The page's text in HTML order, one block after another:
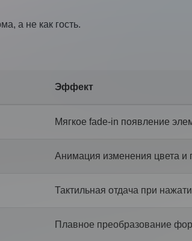
а не как гость.
Эффект
Мягкое fade-in появление
Анимация изменения цвета и
Тактильная отдача при
Плавное преобразование